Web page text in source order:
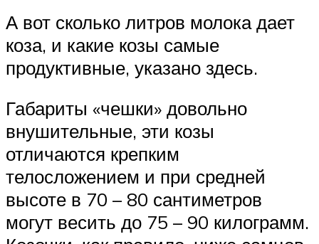
А вот сколько литров молока дает
коза, и какие козы самые
продуктивные, указано здесь.
Габариты «чешки» довольно
внушительные, эти козы
отличаются крепким
телосложением и при средней
высоте в 70 – 80 сантиметров
могут весить до 75 – 90 килограмм.